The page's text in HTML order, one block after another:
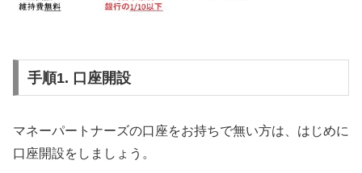
手順1. 口座開設
マネーパートナーズの口座をお持ちで無い方は、はじめに
口座開設をしましょう。